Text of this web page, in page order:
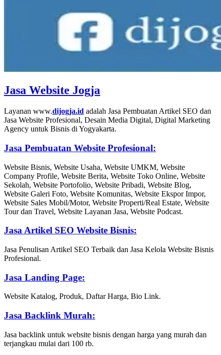
Jasa Website Jogja
Layanan www.dijogja.id adalah Jasa Pembuatan Artikel SEO dan
Jasa Website Profesional, Desain Media Digital, Digital Marketing
Agency untuk Bisnis di Yogyakarta.
Jasa Pembuatan Website Profesional:
Website Bisnis, Website Usaha, Website UMKM, Website
Company Profile, Website Berita, Website Toko Online, Website
Sekolah, Website Portofolio, Website Pribadi, Website Blog,
Website Galeri Foto, Website Komunitas, Website Ekspor Impor,
Website Sales Mobil/Motor, Website Properti/Real Estate, Website
Tour dan Travel, Website Layanan Jasa, Website Podcast.
Jasa Artikel SEO Website Bisnis:
Jasa Penulisan Artikel SEO Terbaik dan Jasa Kelola Website Bisnis
Profesional.
Jasa Landing Page:
Website Katalog, Produk, Daftar Harga, Bio Link.
Jasa Backlink Murah:
Jasa backlink untuk website bisnis dengan harga yang murah dan
terjangkau mulai dari 100 rb.